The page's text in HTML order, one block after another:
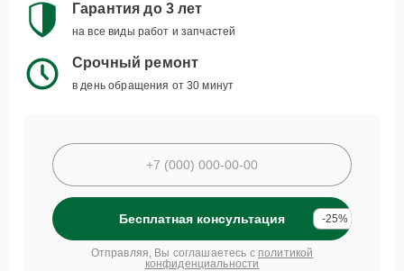
Гарантия до 3 лет
на все виды работ и запчастей
Срочный ремонт
в день обращения от 30 минут
Бесплатная консультация -25%
Отправляя, Вы соглашаетесь с политикой
конфиденциальности